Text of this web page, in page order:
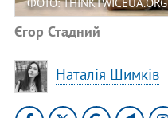
Єгор Стадний
Наталія Шимків